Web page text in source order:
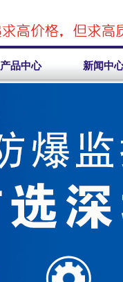
产品中心 新闻中